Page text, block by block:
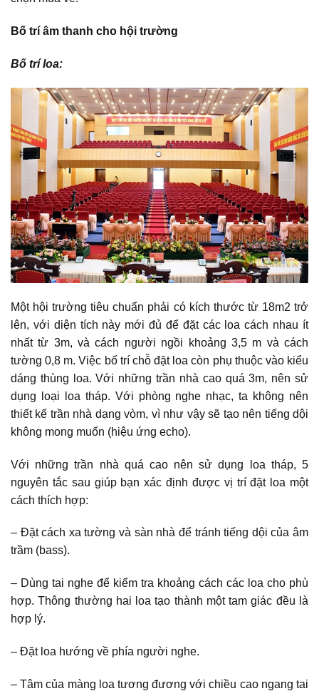
Bố trí âm thanh cho hội trường
Bố trí loa:
Một hội trường tiêu chuẩn phải có kích thước từ 18m2 trở
lên, với diện tích này mới đủ để đặt các loa cách nhau ít
nhất từ 3m, và cách người ngồi khoảng 3,5 m và cách
tường 0,8 m. Việc bố trí chỗ đặt loa còn phụ thuộc vào kiểu
dáng thùng loa. Với những trần nhà cao quá 3m, nên sử
dụng loại loa tháp. Với phòng nghe nhạc, ta không nên
thiết kế trần nhà dạng vòm, vì như vậy sẽ tạo nên tiếng dội
không mong muốn (hiệu ứng echo).
Với những trần nhà quá cao nên sử dụng loa tháp, 5
nguyên tắc sau giúp bạn xác định được vị trí đặt loa một
cách thích hợp:
– Đặt cách xa tường và sàn nhà để tránh tiếng dội của âm
trầm (bass).
– Dùng tai nghe để kiểm tra khoảng cách các loa cho phù
hợp. Thông thường hai loa tạo thành một tam giác đều là
hợp lý.
– Đặt loa hướng về phía người nghe.
– Tâm của màng loa tương đương với chiều cao ngang tai